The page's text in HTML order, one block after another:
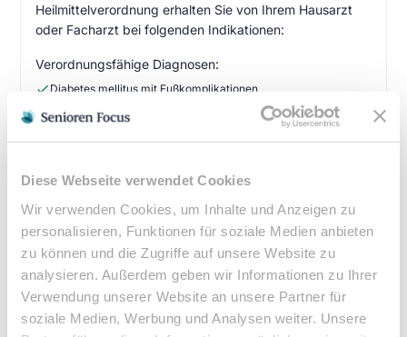
Diese Webseite verwendet Cookies
Wir verwenden Cookies, um Inhalte und Anzeigen zu
personalisieren, Funktionen für soziale Medien anbieten
zu können und die Zugriffe auf unsere Website zu
analysieren. Außerdem geben wir Informationen zu Ihrer
Verwendung unserer Website an unsere Partner für
soziale Medien, Werbung und Analysen weiter. Unsere
Heilmittelverordnung erhalten Sie von Ihrem Hausarzt
oder Facharzt bei folgenden Indikationen:
Verordnungsfähige Diagnosen:
Diabetes mellitus mit Fußkomplikationen
Durchblutungsstörungen der Füße
Zuzahlung & Kosten:
•10% Zuzahlung pro Behandlung (mind. 5€, max. 10€)
• Befreiung bei chronischen Erkrankungen möglich
•Privatleistungen nach individueller Vereinbarung
• Hausbesuche bei medizinischer Notwendigkeit